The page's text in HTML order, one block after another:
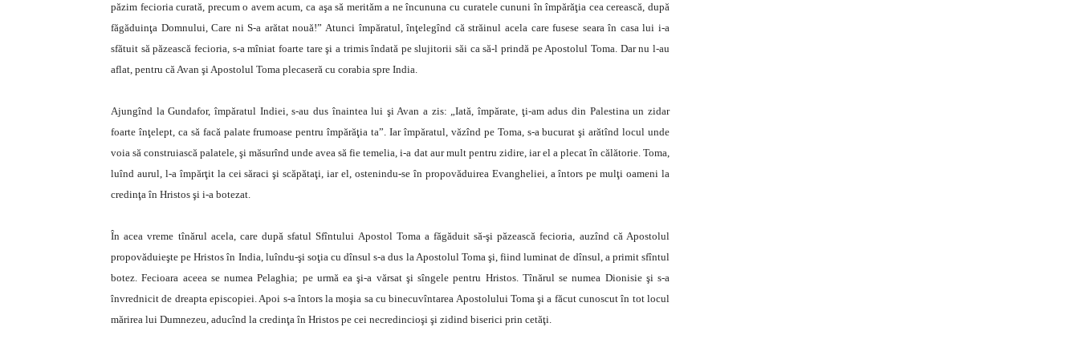
păzim fecioria curată, precum o avem acum, ca aşa să merităm a ne încununa cu curatele cununi în împărăţia cea cerească, după
făgăduinţa Domnului, Care ni S-a arătat nouă!” Atunci împăratul, înţelegînd că străinul acela care fusese seara în casa lui i-a
sfătuit să păzească fecioria, s-a mîniat foarte tare şi a trimis îndată pe slujitorii săi ca să-l prindă pe Apostolul Toma. Dar nu l-au
aflat, pentru că Avan şi Apostolul Toma plecaseră cu corabia spre India.
Ajungînd la Gundafor, împăratul Indiei, s-au dus înaintea lui şi Avan a zis: „Iată, împărate, ţi-am adus din Palestina un zidar
foarte înţelept, ca să facă palate frumoase pentru împărăţia ta”. Iar împăratul, văzînd pe Toma, s-a bucurat şi arătînd locul unde
voia să construiască palatele, şi măsurînd unde avea să fie temelia, i-a dat aur mult pentru zidire, iar el a plecat în călătorie. Toma,
luînd aurul, l-a împărţit la cei săraci şi scăpătaţi, iar el, ostenindu-se în propovăduirea Evangheliei, a întors pe mulţi oameni la
credinţa în Hristos şi i-a botezat.
În acea vreme tînărul acela, care după sfatul Sfîntului Apostol Toma a făgăduit să-şi păzească fecioria, auzînd că Apostolul
propovăduieşte pe Hristos în India, luîndu-şi soţia cu dînsul s-a dus la Apostolul Toma şi, fiind luminat de dînsul, a primit sfîntul
botez. Fecioara aceea se numea Pelaghia; pe urmă ea şi-a vărsat şi sîngele pentru Hristos. Tînărul se numea Dionisie şi s-a
învrednicit de dreapta episcopiei. Apoi s-a întors la moşia sa cu binecuvîntarea Apostolului Toma şi a făcut cunoscut în tot locul
mărirea lui Dumnezeu, aducînd la credinţa în Hristos pe cei necredincioşi şi zidind biserici prin cetăţi.